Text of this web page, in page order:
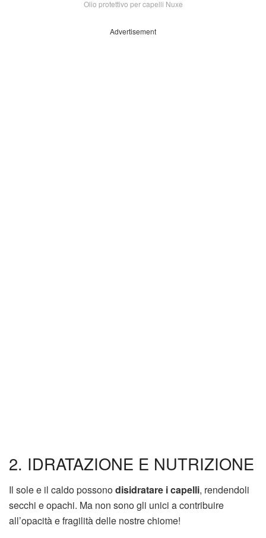
Olio protettivo per capelli Nuxe
Advertisement
2. IDRATAZIONE E NUTRIZIONE
Il sole e il caldo possonodisidratare i capelli, rendendoli
secchi e opachi. Ma non sono gli unici a contribuire
all’opacità e fragilità delle nostre chiome!